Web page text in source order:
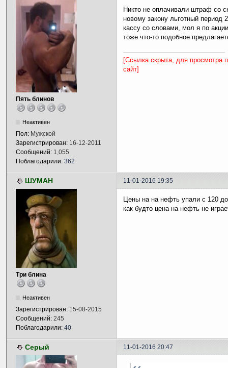
Пять блинов
Неактивен
Пол: Мужской
Зарегистрирован: 16-12-2011
Сообщений: 1,055
Поблагодарили: 362
Никто не оплачивали штраф со
новому закону льготный период
кассу со словами, мол я по
тоже что-то подобное
[Ссылка скрыта, для просмотра
сайт]
ШУМАН 11-01-2016 19:35
Три блина
Неактивен
Зарегистрирован: 15-08-2015
Сообщений: 245
Поблагодарили: 40
Цены на на нефть упали с 120
как будто цена на нефть не
Серый 11-01-2016 20:47